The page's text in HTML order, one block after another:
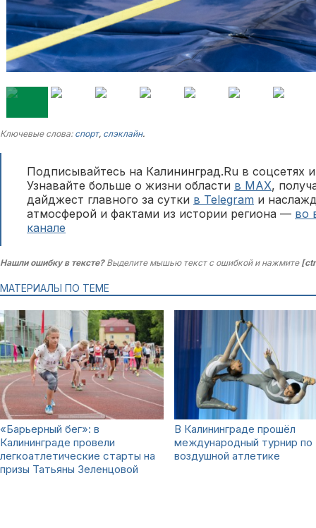
Ключевые слова: спорт, слэклайн.
Подписывайтесь на Калининград.Ru в соцсетях
Узнавайте больше о жизни области в MAX,
дайджест главного за сутки в Telegram и
атмосферой и фактами из истории региона — во
канале
Нашли ошибку в тексте?Выделите мышью текст с ошибкой и нажмите
МАТЕРИАЛЫ ПО ТЕМЕ
«Барьерный бег»: в
Калининграде провели
легкоатлетические старты на
призы Татьяны Зеленцовой
В Калининграде прошёл
международный турнир по
воздушной атлетике